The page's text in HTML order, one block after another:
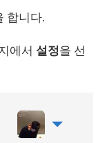
합니다.
에서 설정을 선